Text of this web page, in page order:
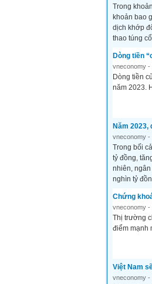
Trong
khoản bao
dịch khớp
thao túng
Dòng tiền
vneconomy -
Dòng tiền
năm 2023.
Năm
vneconomy -
Trong bối
tỷ đồng,
nhiên,
nghìn tỷ
Chứng
vneconomy -
Thị trường
điểm mạnh
Việt Nam
vneconomy -